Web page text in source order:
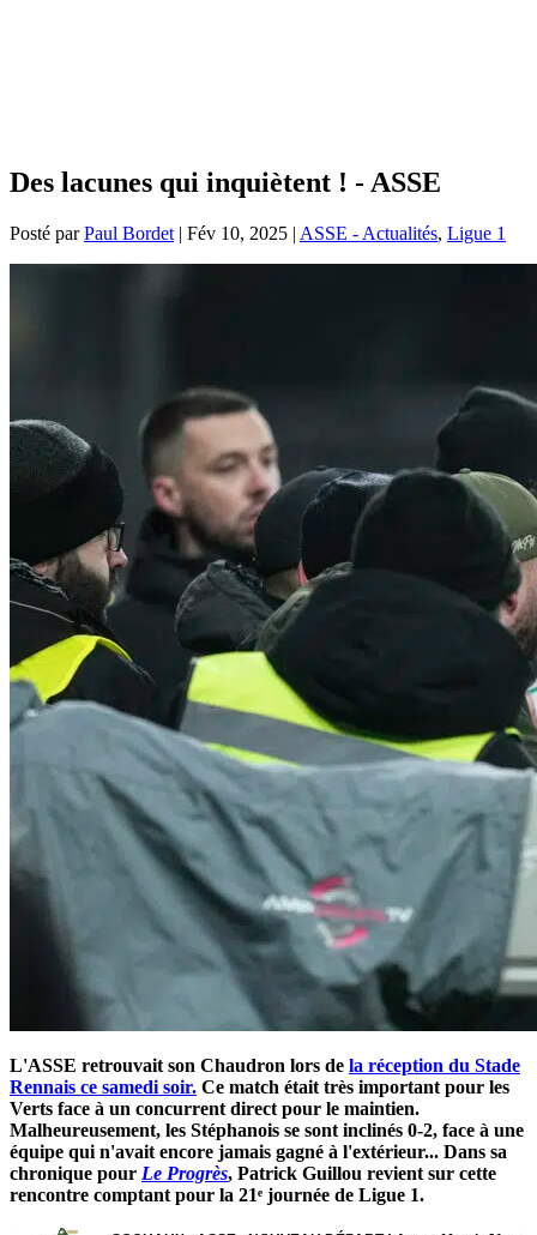
Des lacunes qui inquiètent ! - ASSE
Posté parPaul Bordet | Fév 10, 2025 | ASSE - Actualités, Ligue 1
L'ASSE retrouvait son Chaudron lors de la réception du Stade
Rennais ce samedi soir. Ce match était très important pour les
Verts face à un concurrent direct pour le maintien.
Malheureusement, les Stéphanois se sont inclinés 0-2, face à une
équipe qui n'avait encore jamais gagné à l'extérieur... Dans sa
chronique pour Le Progrès, Patrick Guillou revient sur cette
rencontre comptant pour la 21ᵉ journée de Ligue 1.